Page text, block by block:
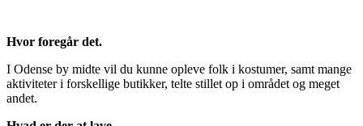
Hvor foregår det.
I Odense by midte vil du kunne opleve folk i kostumer, samt mange
aktiviteter i forskellige butikker, telte stillet op i området og meget
andet.